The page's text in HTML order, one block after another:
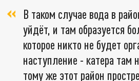
В таком случае вода в
уйдёт, и там образуется
которое никто не будет
наступление - катера там
тому же этот район